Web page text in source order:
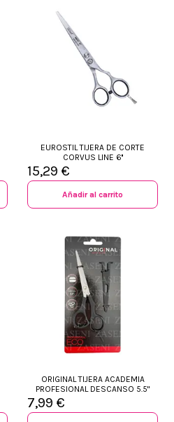
EUROSTIL TIJERA DE CORTE
CORVUS LINE 6''
15,29 €
Añadir al carrito
ORIGINAL TIJERA ACADEMIA
PROFESIONAL DESCANSO 5.5"
7,99 €